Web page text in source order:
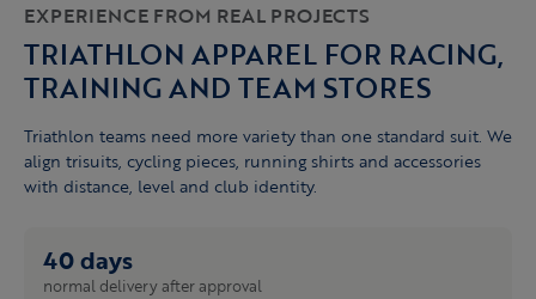
EXPERIENCE FROM REAL PROJECTS
TRIATHLON APPAREL FOR RACING,
TRAINING AND TEAM STORES
Triathlon teams need more variety than one standard suit. We
align trisuits, cycling pieces, running shirts and accessories
with distance, level and club identity.
40 days
normal delivery after approval